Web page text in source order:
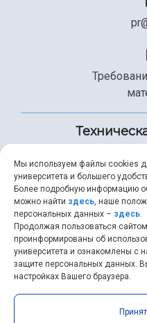
+7
Самарский университет ©
Мы используем файлы cookies
университета и большего
Более подробную информацию
можно найти здесь, наше
персональных данных – здесь.
Продолжая пользоваться
проинформированы об
университета и ознакомлены с
защите персональных данных.
настройках Вашего браузера.